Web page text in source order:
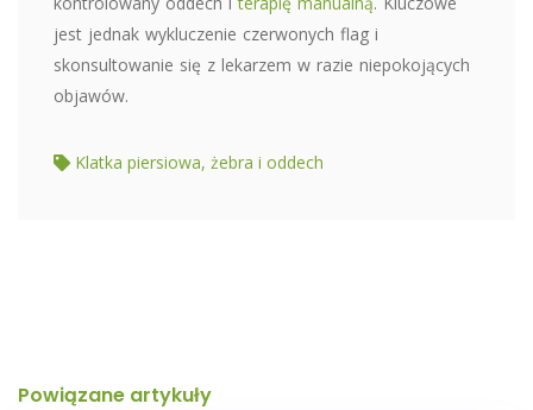
jest jednak wykluczenie czerwonych flag i
skonsultowanie się z lekarzem w razie niepokojących
objawów.
Klatka piersiowa, żebra i oddech
Powiązane artykuły